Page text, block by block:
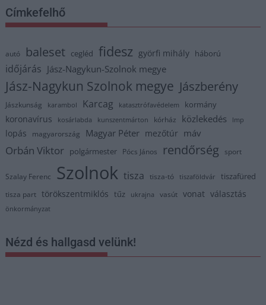
Címkefelhő
autó baleset cegléd fidesz györfi mihály háború
időjárás Jász-Nagykun-Szolnok megye
Jász-Nagykun Szolnok megye Jászberény
Jászkunság karambol Karcag katasztrófavédelem kormány
koronavírus kosárlabda kunszentmárton kórház közlekedés lmp
lopás magyarország Magyar Péter mezőtúr máv
Orbán Viktor polgármester Pócs János rendőrség sport
Szalay Ferenc Szolnok tisza tisza-tó tiszaföldvár tiszafüred
tisza part törökszentmiklós tűz ukrajna vasút vonat választás
önkormányzat
Nézd és hallgasd velünk!